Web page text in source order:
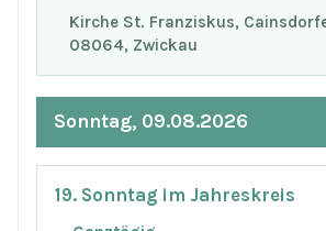
Kirche St. Franziskus,
08064, Zwickau
Sonntag, 09.08.2026
19. Sonntag im Jahreskreis